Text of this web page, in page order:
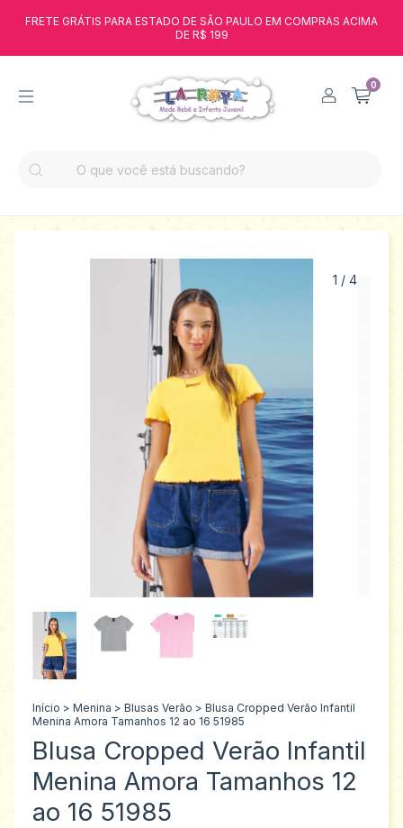
FRETE GRÁTIS PARA ESTADO DE SÃO PAULO EM COMPRAS ACIMA
DE R$ 199
0
1 / 4
Início > Menina > Blusas Verão > Blusa Cropped Verão Infantil
Menina Amora Tamanhos 12 ao 16 51985
Blusa Cropped Verão Infantil
Menina Amora Tamanhos 12
ao 16 51985